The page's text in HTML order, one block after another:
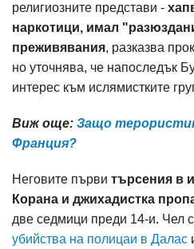
религиозните представи -
наркотици, имал
преживявания, разказва
но уточнява, че напоследък
интерес към ислямистките
Виж още: Защо
Франция?
Неговите първи търсения в
Корана и джихадистка
две седмици преди 14-и. Чел
убийства на полицаи в Далас